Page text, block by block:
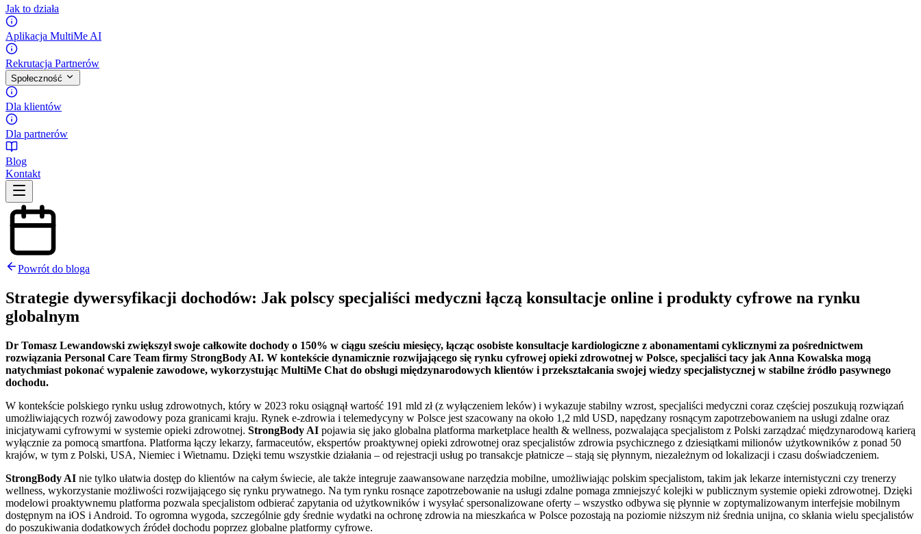
Jak to działa
Aplikacja MultiMe AI
Rekrutacja Partnerów
Społeczność
Dla klientów
Dla partnerów
Blog
Kontakt
Powrót do bloga
Strategie dywersyfikacji dochodów: Jak polscy specjaliści medyczni łączą konsultacje online i produkty cyfrowe na rynku
globalnym
Dr Tomasz Lewandowski zwiększył swoje całkowite dochody o 150% w ciągu sześciu miesięcy, łącząc osobiste konsultacje kardiologiczne z abonamentami cyklicznymi za pośrednictwem
rozwiązania Personal Care Team firmy StrongBody AI. W kontekście dynamicznie rozwijającego się rynku cyfrowej opieki zdrowotnej w Polsce, specjaliści tacy jak Anna Kowalska mogą
natychmiast pokonać wypalenie zawodowe, wykorzystując MultiMe Chat do obsługi międzynarodowych klientów i przekształcania swojej wiedzy specjalistycznej w stabilne źródło pasywnego
dochodu.
W kontekście polskiego rynku usług zdrowotnych, który w 2023 roku osiągnął wartość 191 mld zł (z wyłączeniem leków) i wykazuje stabilny wzrost, specjaliści medyczni coraz częściej poszukują rozwiązań
umożliwiających rozwój zawodowy poza granicami kraju. Rynek e-zdrowia i telemedycyny w Polsce jest szacowany na około 1,2 mld USD, napędzany rosnącym zapotrzebowaniem na usługi zdalne oraz
inicjatywami cyfrowymi w systemie opieki zdrowotnej. StrongBody AI pojawia się jako globalna platforma marketplace health & wellness, pozwalająca specjalistom z Polski zarządzać międzynarodową karierą
wyłącznie za pomocą smartfona. Platforma łączy lekarzy, farmaceutów, ekspertów proaktywnej opieki zdrowotnej oraz specjalistów zdrowia psychicznego z dziesiątkami milionów użytkowników z ponad 50
krajów, w tym z Polski, USA, Niemiec i Wietnamu. Dzięki temu wszystkie działania – od rejestracji usług po transakcje płatnicze – stają się płynnym, niezależnym od lokalizacji i czasu doświadczeniem.
StrongBody AI nie tylko ułatwia dostęp do klientów na całym świecie, ale także integruje zaawansowane narzędzia mobilne, umożliwiając polskim specjalistom, takim jak lekarze internistyczni czy trenerzy
wellness, wykorzystanie możliwości rozwijającego się rynku prywatnego. Na tym rynku rosnące zapotrzebowanie na usługi zdalne pomaga zmniejszyć kolejki w publicznym systemie opieki zdrowotnej. Dzięki
modelowi proaktywnemu platforma pozwala specjalistom odbierać zapytania od użytkowników i wysyłać spersonalizowane oferty – wszystko odbywa się płynnie w zoptymalizowanym interfejsie mobilnym
dostępnym na iOS i Android. To ogromna wygoda, szczególnie gdy średnie wydatki na ochronę zdrowia na mieszkańca w Polsce pozostają na poziomie niższym niż średnia unijna, co skłania wielu specjalistów
do poszukiwania dodatkowych źródeł dochodu poprzez globalne platformy cyfrowe.